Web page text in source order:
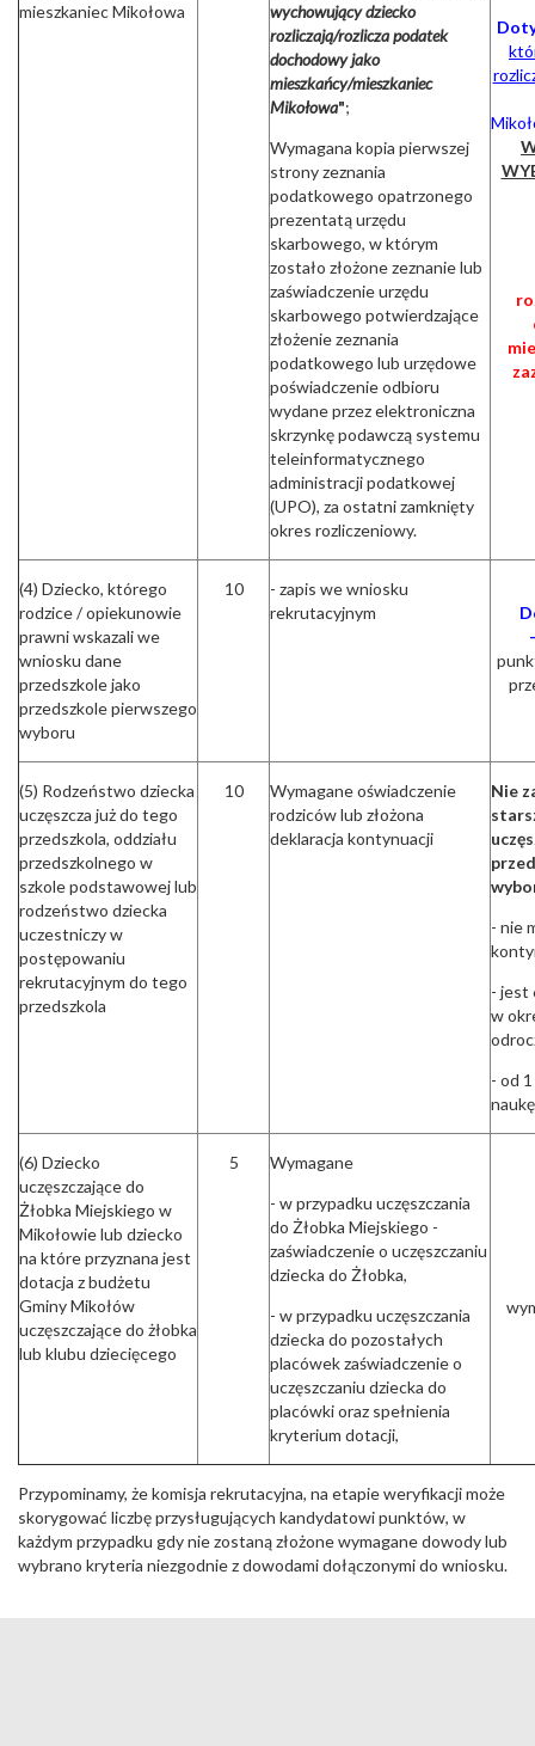
mieszkaniec Mikołowa
wychowujący dziecko
rozliczają/rozlicza podatek
dochodowy jako
mieszkańcy/mieszkaniec
Mikołowa";
Wymagana kopia pierwszej
strony zeznania
podatkowego opatrzonego
prezentatą urzędu
skarbowego, w którym
zostało złożone zeznanie lub
zaświadczenie urzędu
skarbowego potwierdzające
złożenie zeznania
podatkowego lub urzędowe
poświadczenie odbioru
wydane przez elektroniczna
skrzynkę podawczą systemu
teleinformatycznego
administracji podatkowej
(UPO), za ostatni zamknięty
okres rozliczeniowy.
(4) Dziecko, którego
rodzice / opiekunowie
prawni wskazali we
wniosku dane
przedszkole jako
przedszkole pierwszego
wyboru
10
- zapis we wniosku
rekrutacyjnym
(5) Rodzeństwo dziecka
uczęszcza już do tego
przedszkola, oddziału
przedszkolnego w
szkole podstawowej lub
rodzeństwo dziecka
uczestniczy w
postępowaniu
rekrutacyjnym do tego
przedszkola
10
Wymagane oświadczenie
rodziców lub złożona
deklaracja kontynuacji
Nie
- nie
- jest
w
- od
(6) Dziecko
uczęszczające do
Żłobka Miejskiego w
Mikołowie lub dziecko
na które przyznana jest
dotacja z budżetu
Gminy Mikołów
uczęszczające do żłobka
lub klubu dziecięcego
5
Wymagane
- w przypadku uczęszczania
do Żłobka Miejskiego -
zaświadczenie o uczęszczaniu
dziecka do Żłobka,
- w przypadku uczęszczania
dziecka do pozostałych
placówek zaświadczenie o
uczęszczaniu dziecka do
placówki oraz spełnienia
kryterium dotacji,
Przypominamy, że komisja rekrutacyjna, na etapie weryfikacji może
skorygować liczbę przysługujących kandydatowi punktów, w
każdym przypadku gdy nie zostaną złożone wymagane dowody lub
wybrano kryteria niezgodnie z dowodami dołączonymi do wniosku.